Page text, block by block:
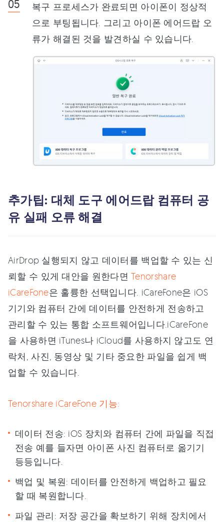
복구 프로세스가 완료되면 아이폰이 정상적
으로 부팅됩니다. 그리고 아이폰 에어드랍 오
류가 해결된 것을 발견하실 수 있습니다.
추가팁: 대체 도구 에어드랍 컴퓨터 공
유 실패 오류 해결
AirDrop 실행되지 않고 데이터를 백업할 수 있는 신
뢰할 수 있게 대안을 원한다면Tenorshare
iCareFone은 훌륭한 선택입니다. iCareFone은 iOS
기기와 컴퓨터 간에 데이터를 안전하게 전송하고
관리할 수 있는 통합 소프트웨어입니다.iCareFone
을 사용하면 iTunes나 iCloud를 사용하지 않고도 연
락처, 사진, 동영상 및 기타 중요한 파일을 쉽게 백
업할 수 있습니다.
Tenorshare iCareFone 기능:
데이터 전송: iOS 장치와 컴퓨터 간에 파일을 직접
전송 예를 들자면 아이폰 사진 컴퓨터로 옮기기
등등입니다.
백업 및 복원: 데이터를 안전하게 백업하고 필요
할 때 복원합니다.
파일 관리: 저장 공간을 확보하기 위해 장치에서